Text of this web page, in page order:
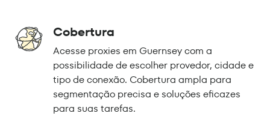
Cobertura
Acesse proxies em Guernsey com a
possibilidade de escolher provedor, cidade e
tipo de conexão. Cobertura ampla para
segmentação precisa e soluções eficazes
para suas tarefas.